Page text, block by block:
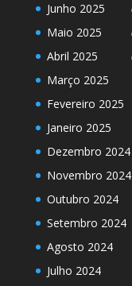
Junho 2025
Maio 2025
Abril 2025
Março 2025
Fevereiro 2025
Janeiro 2025
Dezembro 2024
Novembro 2024
Outubro 2024
Setembro 2024
Agosto 2024
Julho 2024